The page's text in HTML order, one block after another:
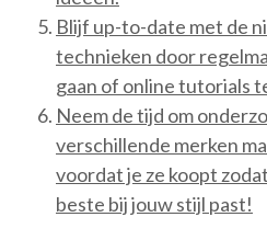
Blijf up-to-date met de
technieken door
gaan of online tutorials
Neem de tijd om
verschillende merken
voordat je ze koopt
beste bij jouw stijl past!